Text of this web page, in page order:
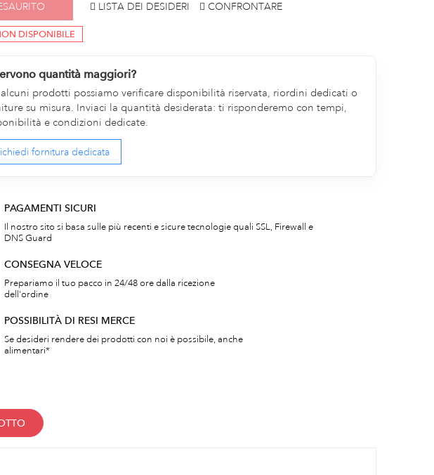
LISTA DEI DESIDERI CONFRONTARE
DISPONIBILE
quantità maggiori?
alcuni prodotti possiamo verificare disponibilità riservata, riordini dedicati o
su misura. Inviaci la quantità desiderata: ti risponderemo con tempi,
e condizioni dedicate.
fornitura dedicata
PAGAMENTI SICURI
Il nostro sito si basa sulle più recenti e sicure tecnologie quali SSL, Firewall e
DNS Guard
CONSEGNA VELOCE
Prepariamo il tuo pacco in 24/48 ore dalla ricezione
dell'ordine
POSSIBILITÀ DI RESI MERCE
Se desideri rendere dei prodotti con noi è possibile, anche
alimentari*